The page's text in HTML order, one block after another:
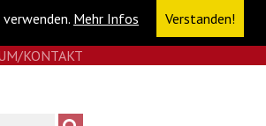
Mehr Infos Verstanden!
KONTAKT